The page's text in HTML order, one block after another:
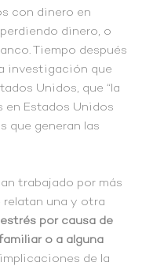
con dinero en
dinero, o
Tiempo después
investigación que
Unidos, que “la
en Estados Unidos
que generan las
trabajado por más
una y otra
por causa de
o a alguna
de la